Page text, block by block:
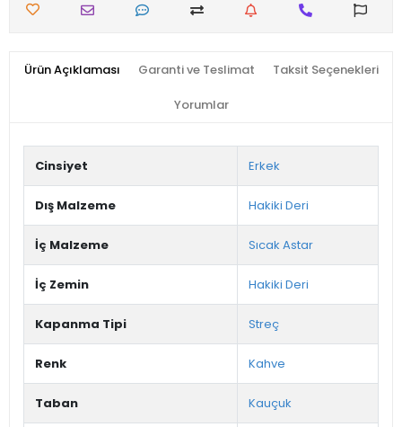
Ürün Açıklaması Garanti ve Teslimat Taksit Seçenekleri
Yorumlar
Cinsiyet Erkek
Dış Malzeme Hakiki Deri
İç Malzeme Sıcak Astar
İç Zemin Hakiki Deri
Kapanma Tipi Streç
Renk Kahve
Taban Kauçuk